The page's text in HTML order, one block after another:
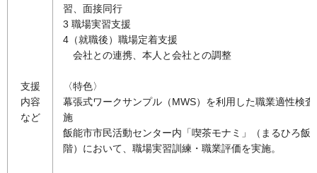
支援
内容
など
習、面接同行
3 職場実習支援
4（就職後）職場定着支援
会社との連携、本人と会社との調整
〈特色〉
幕張式ワークサンプル（MWS）を利用した職業適性検査
施
飯能市市民活動センター内「喫茶モナミ」（まるひろ飯
階）において、職場実習訓練・職業評価を実施。